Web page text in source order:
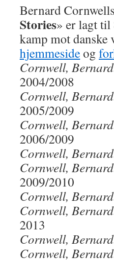
Bernard
Stories» er lagt til
kamp mot
hjemmesideog
Cornwell,
2004/2008
Cornwell,
2005/2009
Cornwell,
2006/2009
Cornwell,
Cornwell,
2009/2010
Cornwell,
Cornwell,
2013
Cornwell,
Cornwell,